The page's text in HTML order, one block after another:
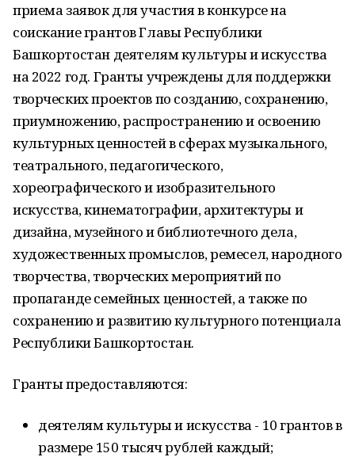
приема заявок для участия в конкурсе на
соискание грантов Главы Республики
Башкортостан деятелям культуры и искусства
на 2022 год. Гранты учреждены для поддержки
творческих проектов по созданию, сохранению,
приумножению, распространению и освоению
культурных ценностей в сферах музыкального,
театрального, педагогического,
хореографического и изобразительного
искусства, кинематографии, архитектуры и
дизайна, музейного и библиотечного дела,
художественных промыслов, ремесел, народного
творчества, творческих мероприятий по
пропаганде семейных ценностей, а также по
сохранению и развитию культурного потенциала
Республики Башкортостан.
Гранты предоставляются:
деятелям культуры и искусства - 10 грантов в
размере 150 тысяч рублей каждый;